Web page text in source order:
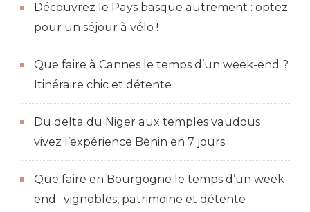
Découvrez le Pays basque autrement : optez
pour un séjour à vélo !
Que faire à Cannes le temps d’un week-end ?
Itinéraire chic et détente
Du delta du Niger aux temples vaudous :
vivez l’expérience Bénin en 7 jours
Que faire en Bourgogne le temps d’un week-
end : vignobles, patrimoine et détente